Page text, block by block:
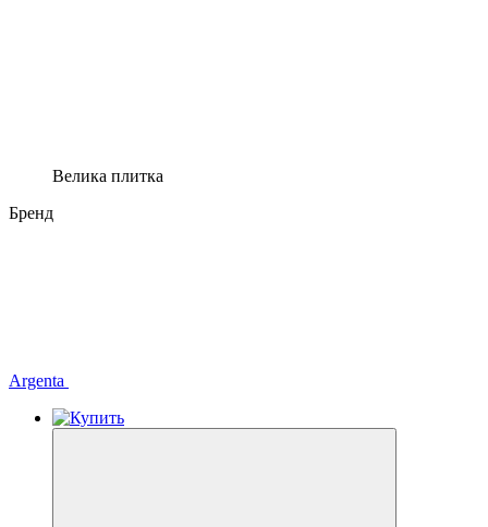
Велика плитка
Бренд
Argenta